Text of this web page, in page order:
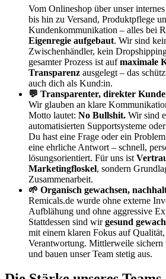
Vom Onlineshop über unser
bis hin zu Versand, Produktpflege
Kundenkommunikation – alles bei
Eigenregie aufgebaut. Wir sind
Zwischenhändler, kein
gesamter Prozess ist aufmaximale
Transparenz ausgelegt – das
auch dich als Kund:in.
💬 Transparenter, direkter
Wir glauben an klare
Motto lautet: No Bullshit. Wir sind
automatisierten Supportsysteme
Du hast eine Frage oder ein
eine ehrliche Antwort – schnell,
lösungsorientiert. Für uns ist
Marketingfloskel, sondern
Zusammenarbeit.
🌱 Organisch gewachsen,
Remicals.de wurde ohne externe
Aufblähung und ohne aggressive
Stattdessen sind wirgesund
mit einem klaren Fokus auf
Verantwortung. Mittlerweile sichern
und bauen unser Team stetig aus.